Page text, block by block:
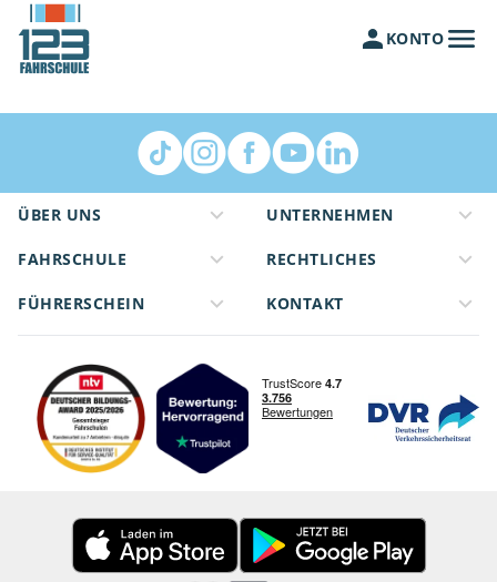
KONTO
ÜBER UNS
FAHRSCHULE
FÜHRERSCHEIN
UNTERNEHMEN
RECHTLICHES
KONTAKT